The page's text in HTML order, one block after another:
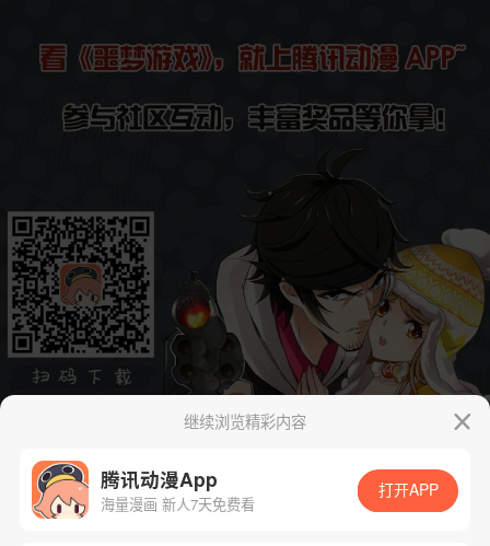
App免费看
继续浏览精彩内容
腾讯动漫App
海量漫画 新人7天免费看
打开APP